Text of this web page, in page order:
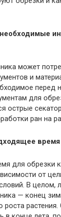
может
и
перед
для
острые
ран на
время
для обрезки
от
В целом,
— конец
роста